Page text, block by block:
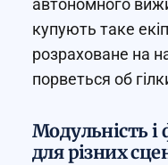
автономного
купують таке
розраховане на
порветься об
Модульність і
для різних